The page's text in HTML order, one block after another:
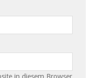
in diesem Browser